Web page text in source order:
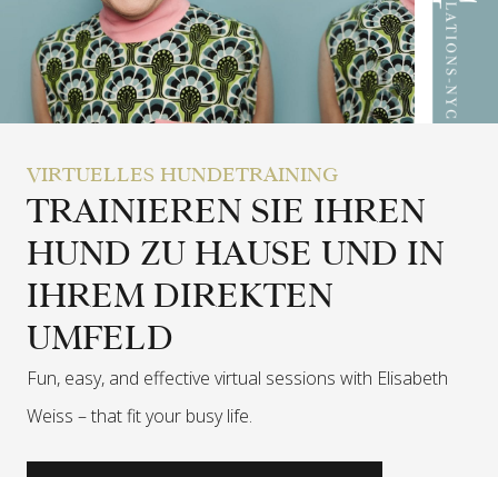
VIRTUELLES HUNDETRAINING
TRAINIEREN SIE IHREN
HUND ZU HAUSE UND IN
IHREM DIREKTEN
UMFELD
Fun, easy, and effective virtual sessions with Elisabeth
Weiss –that fit your busy life.